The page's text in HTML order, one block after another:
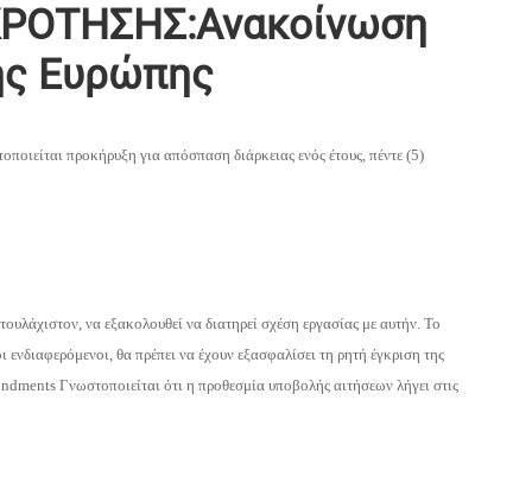
Ευρώπης
προκήρυξη για απόσπαση διάρκειας ενός έτους, πέντε (5)
να εξακολουθεί να διατηρεί σχέση εργασίας με αυτήν. Το
θα πρέπει να έχουν εξασφαλίσει τη ρητή έγκριση της
Γνωστοποιείται ότι η προθεσμία υποβολής αιτήσεων λήγει στις